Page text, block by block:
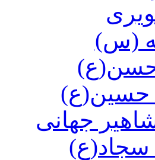
(س)
حسن(ع)
حسین(ع)
جهانی
سجاد(ع)